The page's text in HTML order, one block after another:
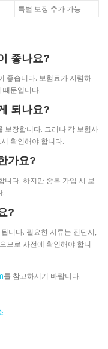
특별 보장 추가 가능
좋나요?
좋습니다. 보험료가 저렴하
때문입니다.
되나요?
보장합니다. 그러나 각 보험사
확인해야 합니다.
가요?
니다. 하지만 중복 가입 시 보
.
?
니다. 필요한 서류는 진단서,
므로 사전에 확인해야 합니
를 참고하시기 바랍니다.